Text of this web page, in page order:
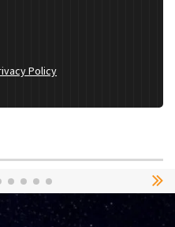
Policy